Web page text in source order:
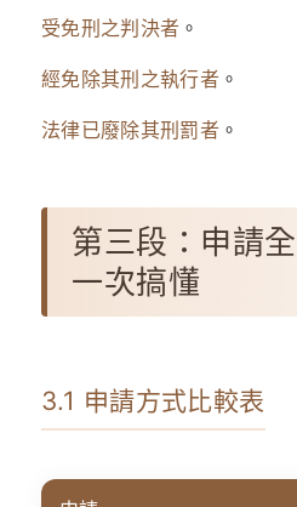
受免刑之判決者 。
經免除其刑之執行者 。
法律已廢除其刑罰者 。
第三段：申請
一次搞懂
3.1 申請方式比較表